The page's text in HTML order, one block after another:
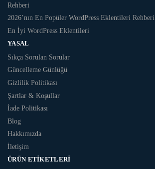
Rehberi
2026’nın En Popüler WordPress Eklentileri Rehberi
En İyi WordPress Eklentileri
YASAL
Sıkça Sorulan Sorular
Güncelleme Günlüğü
Gizlilik Politikası
Şartlar & Koşullar
İade Politikası
Blog
Hakkımızda
İletişim
ÜRÜN ETIKETLERI